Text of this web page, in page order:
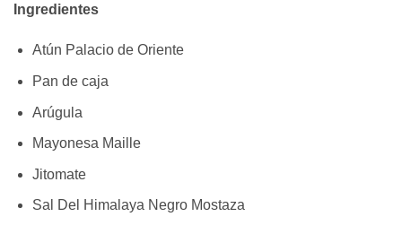
Ingredientes
Atún Palacio de Oriente
Pan de caja
Arúgula
Mayonesa Maille
Jitomate
Sal Del Himalaya Negro Mostaza